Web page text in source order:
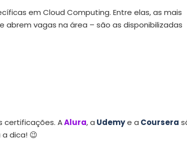
em Cloud Computing. Entre elas, as mais
vagas na área – são as disponibilizadas
certificações. AAlura, a Udemye a Coursera
dica! 😉